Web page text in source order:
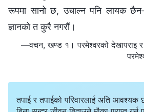
रूपमा सानो छ, उचाल्न पनि लायक
ज्ञानको त कुरै नगरौं।
—वचन, खण्ड १। परमेश्‍वरको देखापराइ र
तपाई र तपाईको परिवारलाई अति आवश्यक